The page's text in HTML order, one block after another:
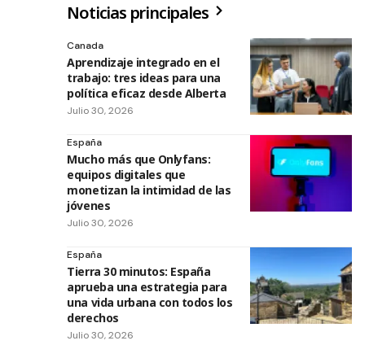
Noticias principales
Canada
Aprendizaje integrado en el
trabajo: tres ideas para una
política eficaz desde Alberta
Julio 30, 2026
España
Mucho más que Onlyfans:
equipos digitales que
monetizan la intimidad de las
jóvenes
Julio 30, 2026
España
Tierra 30 minutos: España
aprueba una estrategia para
una vida urbana con todos los
derechos
Julio 30, 2026